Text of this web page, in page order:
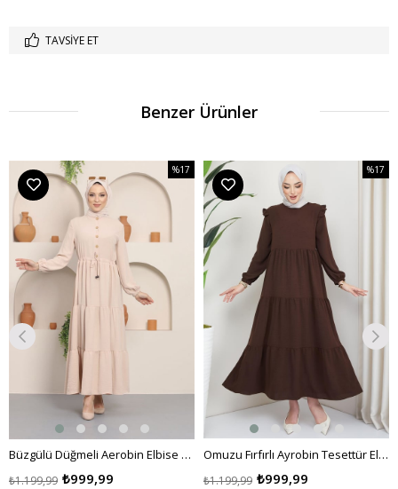
TAVSIYE ET
Benzer Ürünler
Büzgülü Düğmeli Aerobin Elbise Krem
₺999,99
₺1.199,99
%17
%17İndirim
Omuzu Fırfırlı Ayrobin Tesettür Elbise Kahverengi HM2062
₺999,99
₺1.199,99
%17